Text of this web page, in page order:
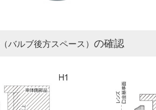
（バルブ後方スペース） の確認